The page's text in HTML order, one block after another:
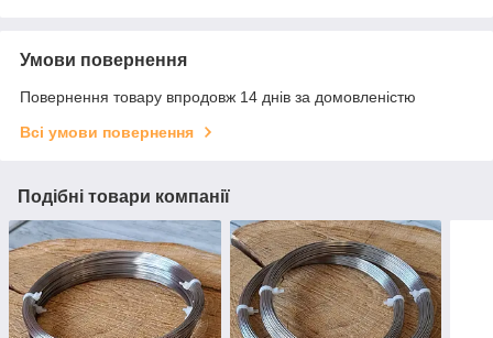
Умови повернення
Повернення товару впродовж 14 днів за домовленістю
Всі умови повернення
Подібні товари компанії